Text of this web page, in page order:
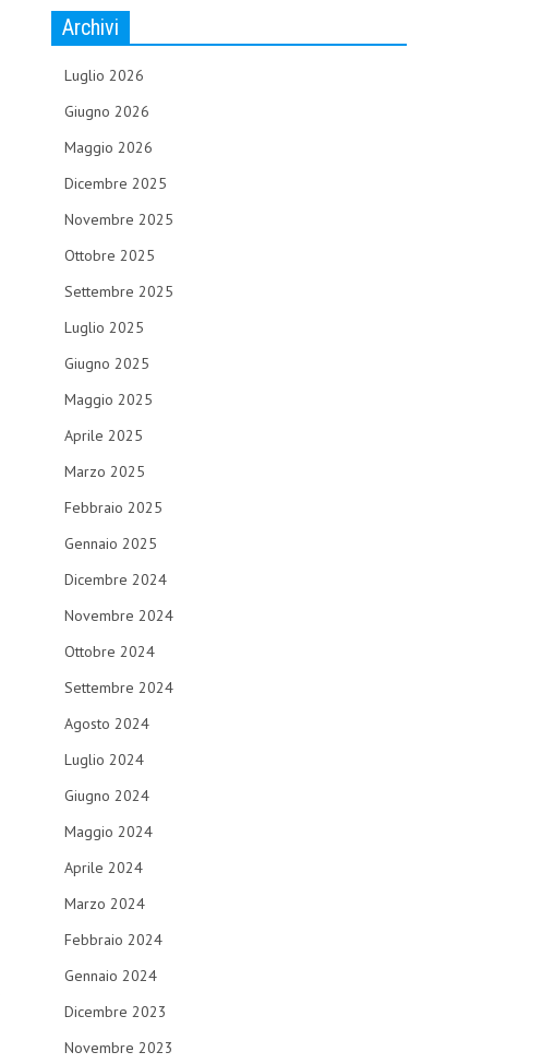
Archivi
Luglio 2026
Giugno 2026
Maggio 2026
Dicembre 2025
Novembre 2025
Ottobre 2025
Settembre 2025
Luglio 2025
Giugno 2025
Maggio 2025
Aprile 2025
Marzo 2025
Febbraio 2025
Gennaio 2025
Dicembre 2024
Novembre 2024
Ottobre 2024
Settembre 2024
Agosto 2024
Luglio 2024
Giugno 2024
Maggio 2024
Aprile 2024
Marzo 2024
Febbraio 2024
Gennaio 2024
Dicembre 2023
Novembre 2023